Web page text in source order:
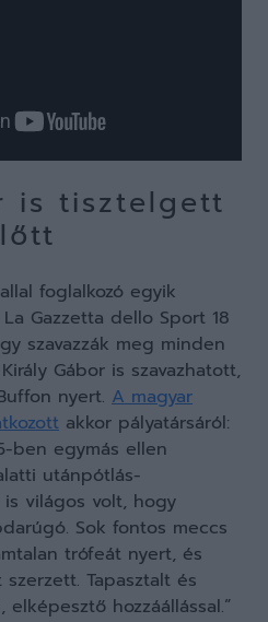
is tisztelgett
foglalkozó egyik
Gazzetta dello Sport 18
szavazzák meg minden
Gábor is szavazhatott,
nyert. A magyar
akkor pályatársáról:
ben egymás ellen
utánpótlás-
is világos volt, hogy
Sok fontos meccs
trófeát nyert, és
Tapasztalt és
hozzáállással.”